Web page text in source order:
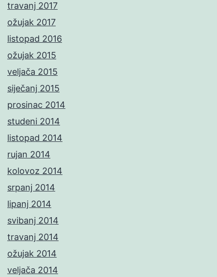
travanj 2017
ožujak 2017
listopad 2016
ožujak 2015
veljača 2015
siječanj 2015
prosinac 2014
studeni 2014
listopad 2014
rujan 2014
kolovoz 2014
srpanj 2014
lipanj 2014
svibanj 2014
travanj 2014
ožujak 2014
veljača 2014